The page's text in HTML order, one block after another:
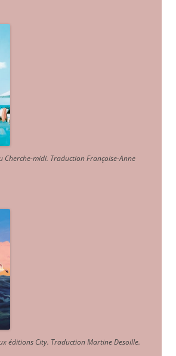
midi. Traduction Françoise-Anne
éditions City. Traduction Martine Desoille.